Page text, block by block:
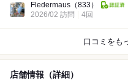
Fledermaus （833）
2026/02 訪問
4回
口コミをも
店舗情報（詳細）